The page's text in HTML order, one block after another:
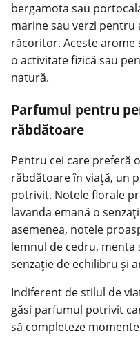
bergamota sau
marine sau verzi
răcoritor. Aceste
o activitate fizică sau
natură.
Parfumul pentru
răbdătoare
Pentru cei care preferă
răbdătoare în viață, un
potrivit. Notele florale
lavanda emană o
asemenea, notele
lemnul de cedru,
senzație de echilibru și
Indiferent de stilul de
găsi parfumul potrivit
să completeze